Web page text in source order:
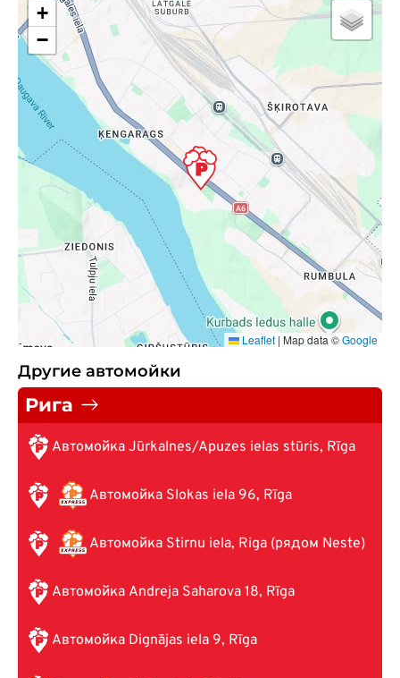
+
−
Leaflet | Map data ©Google
Другие автомойки
Рига
Автомойка Jūrkalnes/Apuzes ielas stūris, Rīga
Автомойка Slokas iela 96, Rīga
Автомойка Stirnu iela, Riga (рядом Neste)
Автомойка Andreja Saharova 18, Rīga
Автомойка Dignājas iela 9, Rīga